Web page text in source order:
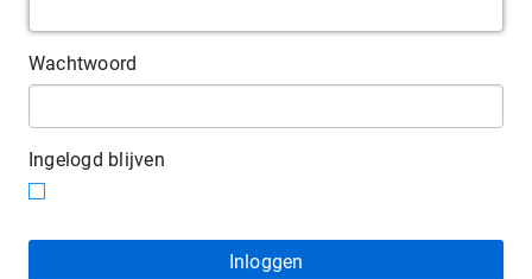
Wachtwoord
Ingelogd blijven